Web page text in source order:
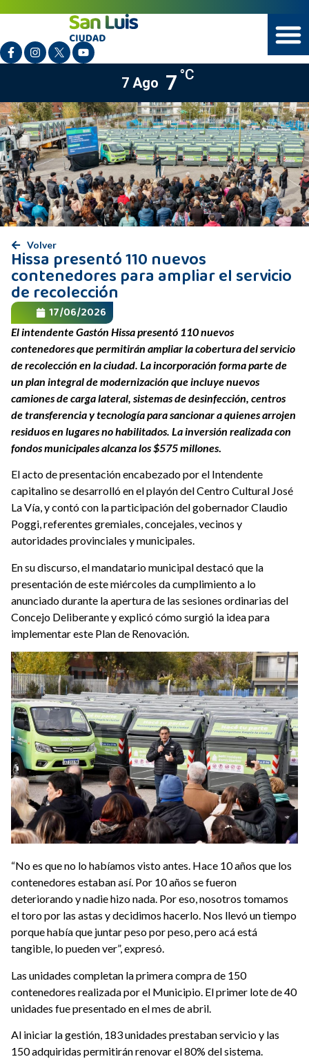
7 Ago 7 °C
Volver
Hissa presentó 110 nuevos
contenedores para ampliar el servicio
de recolección
17/06/2026
El intendente Gastón Hissa presentó 110 nuevos
contenedores que permitirán ampliar la cobertura del servicio
de recolección en la ciudad. La incorporación forma parte de
un plan integral de modernización que incluye nuevos
camiones de carga lateral, sistemas de desinfección, centros
de transferencia y tecnología para sancionar a quienes arrojen
residuos en lugares no habilitados. La inversión realizada con
fondos municipales alcanza los $575 millones.
El acto de presentación encabezado por el Intendente
capitalino se desarrolló en el playón del Centro Cultural José
La Vía, y contó con la participación del gobernador Claudio
Poggi, referentes gremiales, concejales, vecinos y
autoridades provinciales y municipales.
En su discurso, el mandatario municipal destacó que la
presentación de este miércoles da cumplimiento a lo
anunciado durante la apertura de las sesiones ordinarias del
Concejo Deliberante y explicó cómo surgió la idea para
implementar este Plan de Renovación.
“No es que no lo habíamos visto antes. Hace 10 años que los
contenedores estaban así. Por 10 años se fueron
deteriorando y nadie hizo nada. Por eso, nosotros tomamos
el toro por las astas y decidimos hacerlo. Nos llevó un tiempo
porque había que juntar peso por peso, pero acá está
tangible, lo pueden ver”, expresó.
Las unidades completan la primera compra de 150
contenedores realizada por el Municipio. Elprimer lote de 40
unidades fue presentado en el mes de abril.
Al iniciar la gestión, 183 unidades prestaban servicio y las
150 adquiridas permitirán renovar el 80% del sistema.